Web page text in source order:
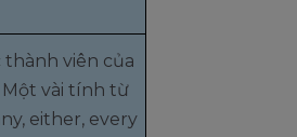
viên của
Một vài tính từ
either, every